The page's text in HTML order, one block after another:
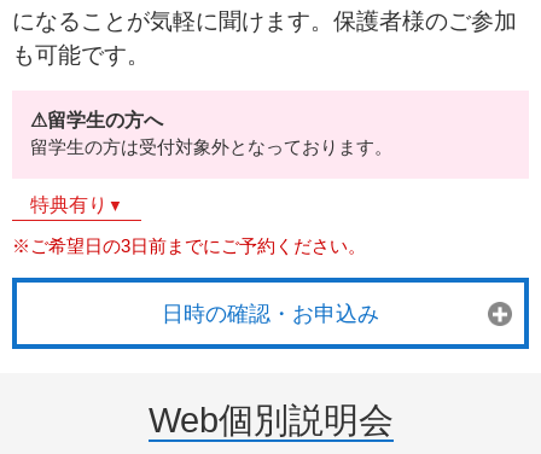
になることが気軽に聞けます。保護者様のご参加
も可能です。
⚠留学生の方へ
留学生の方は受付対象外となっております。
特典有り ▼
※ご希望日の3日前までにご予約ください。
日時の確認・お申込み
Web個別説明会